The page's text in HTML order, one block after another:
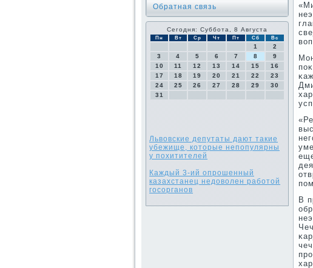
Обратная связь
Сегодня: Суббота, 8 Августа
Пн Вт Ср Чт Пт Сб Вс
1
2
3
4 5 6 7 8
9
10
11 12 13 14 15
16
17
18 19 20 21 22
23
24
25 26 27 28 29
30
31
Львовские депутаты дают такие
убежище, которые непопулярны
у похитителей
Каждый 3-ий опрошенный
казахстанец недоволен работой
госорганов
В